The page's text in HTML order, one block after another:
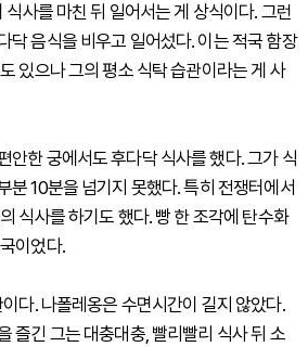
사를 마친 뒤 일어서는 게 상식이다. 그런
닥 음식을 비우고 일어섰다. 이는 적국 함장
있으나 그의 평소 식탁 습관이라는 게 사
안한 궁에서도 후다닥 식사를 했다. 그가 식
분 10분을 넘기지 못했다. 특히 전쟁터에서
식사를 하기도 했다. 빵 한 조각에 탄수화
이었다.
다. 나폴레옹은 수면시간이 길지 않았다.
즐긴 그는 대충대충, 빨리빨리 식사 뒤 소